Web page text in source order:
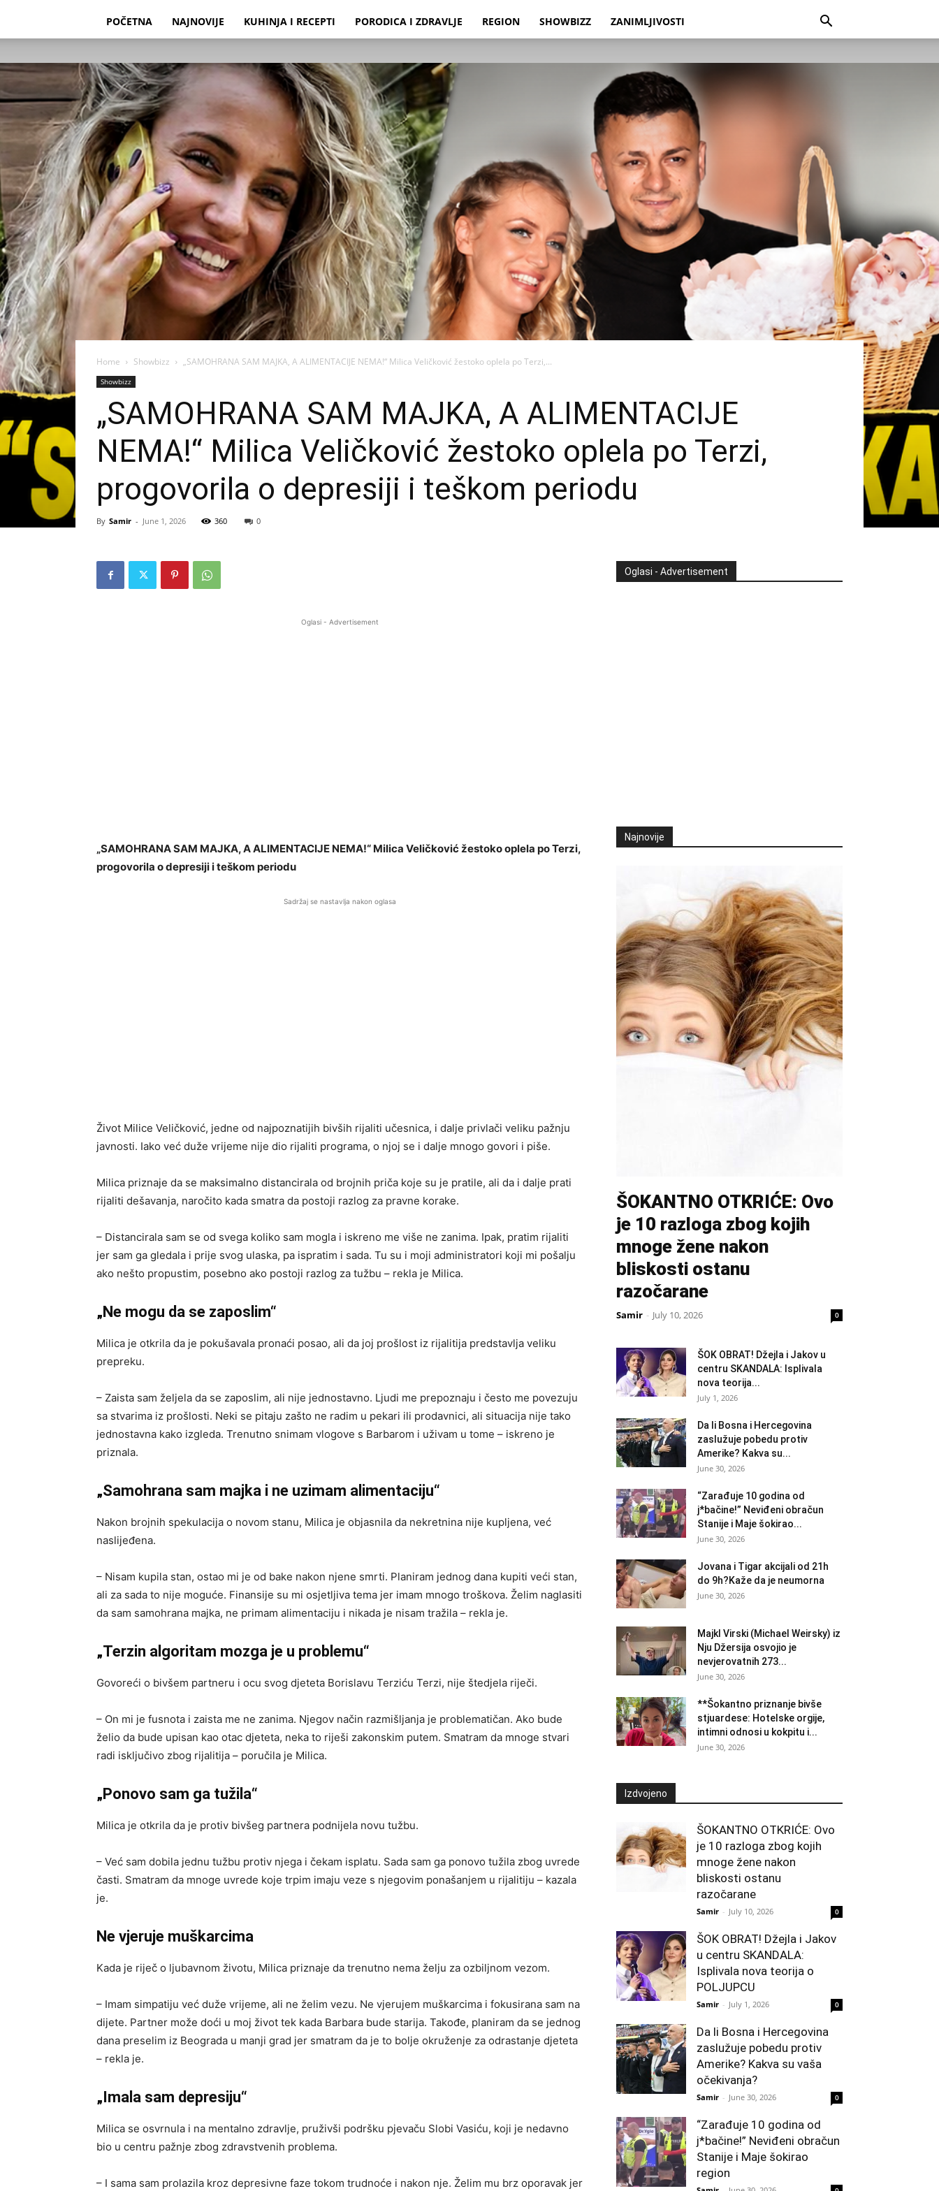
POČETNA NAJNOVIJE KUHINJA I RECEPTI PORODICA I ZDRAVLJE REGION SHOWBIZZ ZANIMLJIVOSTI
Home Showbizz „SAMOHRANA SAM MAJKA, A ALIMENTACIJE NEMA!“ Milica Veličković žestoko oplela po Terzi,...
Showbizz
„SAMOHRANA SAM MAJKA, A ALIMENTACIJE
NEMA!“ Milica Veličković žestoko oplela po Terzi,
progovorila o depresiji i teškom periodu
By Samir - June 1, 2026 360 0
Oglasi - Advertisement
„SAMOHRANA SAM MAJKA, A ALIMENTACIJE NEMA!“ Milica Veličković žestoko oplela po Terzi,
progovorila o depresiji i teškom periodu
Sadržaj se nastavlja nakon oglasa
Život Milice Veličković, jedne od najpoznatijih bivših rijaliti učesnica, i dalje privlači veliku pažnju
javnosti. Iako već duže vrijeme nije dio rijaliti programa, o njoj se i dalje mnogo govori i piše.
Milica priznaje da se maksimalno distancirala od brojnih priča koje su je pratile, ali da i dalje prati
rijaliti dešavanja, naročito kada smatra da postoji razlog za pravne korake.
– Distancirala sam se od svega koliko sam mogla i iskreno me više ne zanima. Ipak, pratim rijaliti
jer sam ga gledala i prije svog ulaska, pa ispratim i sada. Tu su i moji administratori koji mi pošalju
ako nešto propustim, posebno ako postoji razlog za tužbu – rekla je Milica.
„Ne mogu da se zaposlim“
Milica je otkrila da je pokušavala pronaći posao, ali da joj prošlost iz rijalitija predstavlja veliku
prepreku.
– Zaista sam željela da se zaposlim, ali nije jednostavno. Ljudi me prepoznaju i često me povezuju
sa stvarima iz prošlosti. Neki se pitaju zašto ne radim u pekari ili prodavnici, ali situacija nije tako
jednostavna kako izgleda. Trenutno snimam vlogove s Barbarom i uživam u tome – iskreno je
priznala.
„Samohrana sam majka i ne uzimam alimentaciju“
Nakon brojnih spekulacija o novom stanu, Milica je objasnila da nekretnina nije kupljena, već
naslijeđena.
– Nisam kupila stan, ostao mi je od bake nakon njene smrti. Planiram jednog dana kupiti veći stan,
ali za sada to nije moguće. Finansije su mi osjetljiva tema jer imam mnogo troškova. Želim naglasiti
da sam samohrana majka, ne primam alimentaciju i nikada je nisam tražila – rekla je.
„Terzin algoritam mozga je u problemu“
Govoreći o bivšem partneru i ocu svog djeteta Borislavu Terziću Terzi, nije štedjela riječi.
– On mi je fusnota i zaista me ne zanima. Njegov način razmišljanja je problematičan. Ako bude
želio da bude upisan kao otac djeteta, neka to riješi zakonskim putem. Smatram da mnoge stvari
radi isključivo zbog rijalitija – poručila je Milica.
„Ponovo sam ga tužila“
Milica je otkrila da je protiv bivšeg partnera podnijela novu tužbu.
– Već sam dobila jednu tužbu protiv njega i čekam isplatu. Sada sam ga ponovo tužila zbog uvrede
časti. Smatram da mnoge uvrede koje trpim imaju veze s njegovim ponašanjem u rijalitiju – kazala
je.
Ne vjeruje muškarcima
Kada je riječ o ljubavnom životu, Milica priznaje da trenutno nema želju za ozbiljnom vezom.
– Imam simpatiju već duže vrijeme, ali ne želim vezu. Ne vjerujem muškarcima i fokusirana sam na
dijete. Partner može doći u moj život tek kada Barbara bude starija. Takođe, planiram da se jednog
dana preselim iz Beograda u manji grad jer smatram da je to bolje okruženje za odrastanje djeteta
– rekla je.
„Imala sam depresiju“
Milica se osvrnula i na mentalno zdravlje, pruživši podršku pjevaču Slobi Vasiću, koji je nedavno
bio u centru pažnje zbog zdravstvenih problema.
– I sama sam prolazila kroz depresivne faze tokom trudnoće i nakon nje. Želim mu brz oporavak jer
Oglasi - Advertisement
Najnovije
ŠOKANTNO OTKRIĆE: Ovo
je 10 razloga zbog kojih
mnoge žene nakon
bliskosti ostanu
razočarane
Samir - July 10, 2026 0
ŠOK OBRAT! Džejla i Jakov u
centru SKANDALA: Isplivala
nova teorija...
July 1, 2026
Da li Bosna i Hercegovina
zaslužuje pobedu protiv
Amerike? Kakva su...
June 30, 2026
“Zarađuje 10 godina od
j*bačine!” Neviđeni obračun
Stanije i Maje šokirao...
June 30, 2026
Jovana i Tigar akcijali od 21h
do 9h?Kaže da je neumorna
June 30, 2026
Majkl Virski (Michael Weirsky) iz
Nju Džersija osvojio je
nevjerovatnih 273...
June 30, 2026
**Šokantno priznanje bivše
stjuardese: Hotelske orgije,
intimni odnosi u kokpitu i...
June 30, 2026
Izdvojeno
ŠOKANTNO OTKRIĆE: Ovo
je 10 razloga zbog kojih
mnoge žene nakon
bliskosti ostanu
razočarane
Samir - July 10, 2026 0
ŠOK OBRAT! Džejla i Jakov
u centru SKANDALA:
Isplivala nova teorija o
POLJUPCU
Samir - July 1, 2026 0
Da li Bosna i Hercegovina
zaslužuje pobedu protiv
Amerike? Kakva su vaša
očekivanja?
Samir - June 30, 2026 0
“Zarađuje 10 godina od
j*bačine!” Neviđeni obračun
Stanije i Maje šokirao
region